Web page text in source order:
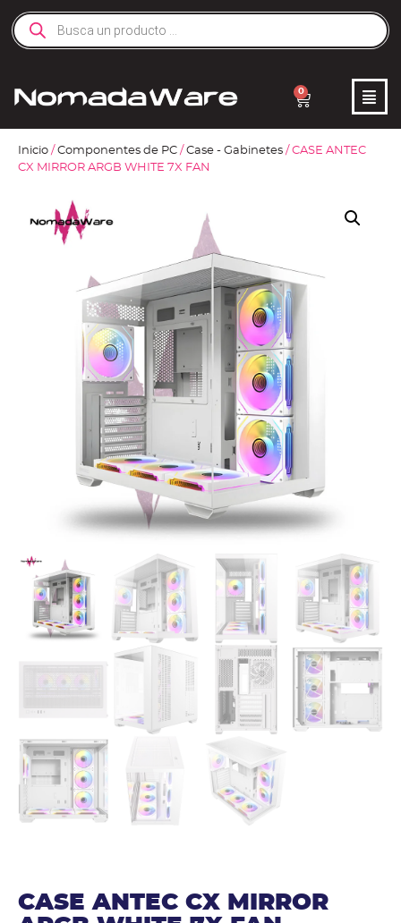
0
Inicio / Componentes de PC / Case - Gabinetes / CASE ANTEC
CX MIRROR ARGB WHITE 7X FAN
CASE ANTEC CX MIRROR